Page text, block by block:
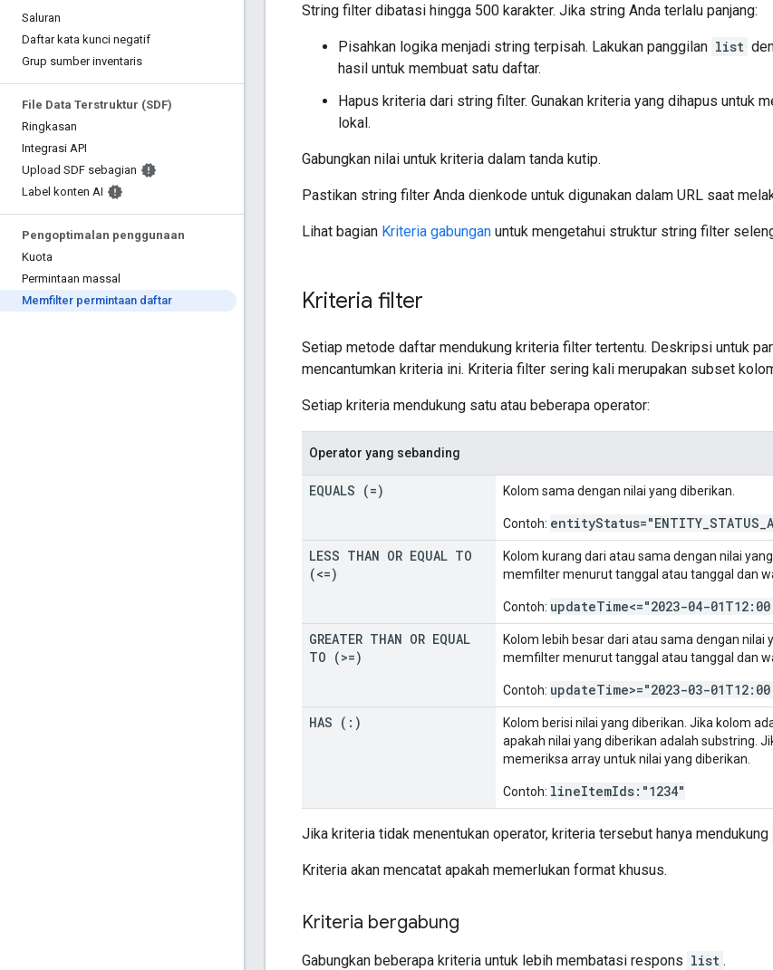
Saluran
Daftar kata kunci negatif
Grup sumber inventaris
File Data Terstruktur (SDF)
Ringkasan
Integrasi API
Upload SDF sebagian
Label konten AI
Pengoptimalan penggunaan
Kuota
Permintaan massal
Memfilter permintaan daftar
String filter dibatasi hingga 500 karakter. Jika string Anda terlalu panjang:
Pisahkan logika menjadi string terpisah. Lakukan panggilan list
hasil untuk membuat satu daftar.
Hapus kriteria dari string filter. Gunakan kriteria yang dihapus untuk
lokal.
Gabungkan nilai untuk kriteria dalam tanda kutip.
Pastikan string filter Anda dienkode untuk digunakan dalam URL saat
Lihat bagian Kriteria gabungan untuk mengetahui struktur string filter
Kriteria filter
Setiap metode daftar mendukung kriteria filter tertentu. Deskripsi untuk
mencantumkan kriteria ini. Kriteria filter sering kali merupakan subset
Setiap kriteria mendukung satu atau beberapa operator:
Operator yang sebanding
EQUALS (=) Kolom sama dengan nilai yang diberikan.
Contoh:
LESS THAN OR EQUAL TO
(<=)
Kolom kurang dari atau sama dengan nilai
memfilter menurut tanggal atau tanggal dan
Contoh: updateTime<="2023-04-
GREATER THAN OR EQUAL
TO (>=)
Kolom lebih besar dari atau sama dengan nilai
memfilter menurut tanggal atau tanggal dan
Contoh: updateTime>="2023-03-
HAS (:)
Kolom berisi nilai yang diberikan. Jika kolom
apakah nilai yang diberikan adalah substring.
memeriksa array untuk nilai yang diberikan.
Contoh: lineItemIds:"1234"
Jika kriteria tidak menentukan operator, kriteria tersebut hanya mendukung
Kriteria akan mencatat apakah memerlukan format khusus.
Kriteria bergabung
Gabungkan beberapa kriteria untuk lebih membatasi respons list .